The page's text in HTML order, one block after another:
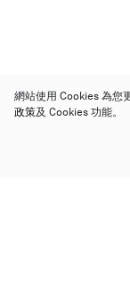
網站使用 Cookies 為您
政策及 Cookies 功能。